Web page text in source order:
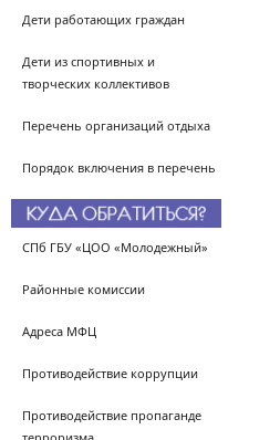
Дети работающих граждан
Дети из спортивных и
творческих коллективов
Перечень организаций отдыха
Порядок включения в перечень
СПб ГБУ «ЦОО «Молодежный»
Районные комиссии
Адреса МФЦ
Противодействие коррупции
Противодействие пропаганде